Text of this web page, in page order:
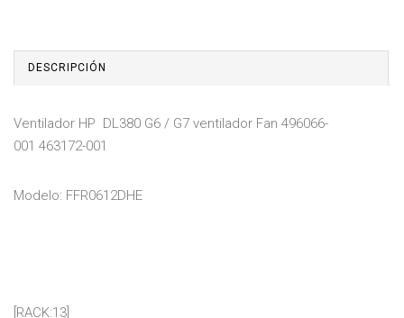
DESCRIPCIÓN
Ventilador HP DL380 G6 / G7 ventilador Fan 496066-
001 463172-001
Modelo: FFR0612DHE
[RACK:13]